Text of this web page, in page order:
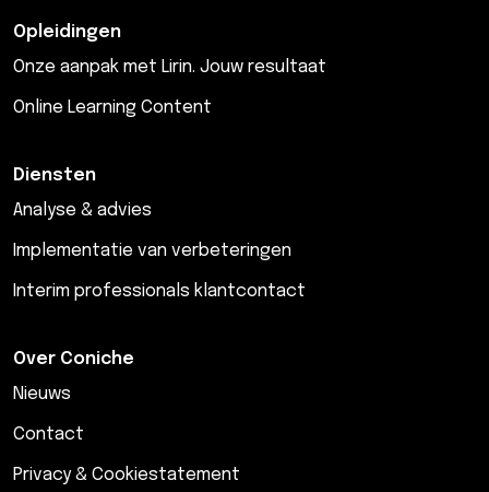
Opleidingen
Onze aanpak met Lirin. Jouw resultaat
Online Learning Content
Diensten
Analyse & advies
Implementatie van verbeteringen
Interim professionals klantcontact
Over Coniche
Nieuws
Contact
Privacy & Cookiestatement